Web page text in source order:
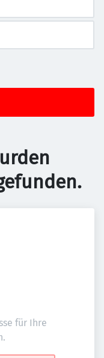
für Ihre